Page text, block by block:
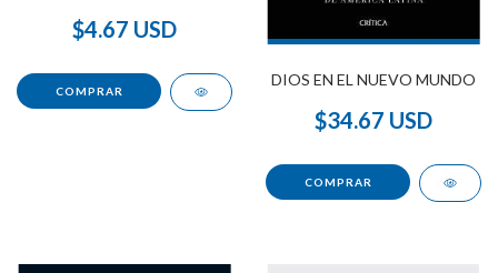
$4.67 USD
DIOS EN EL NUEVO MUNDO
$34.67 USD